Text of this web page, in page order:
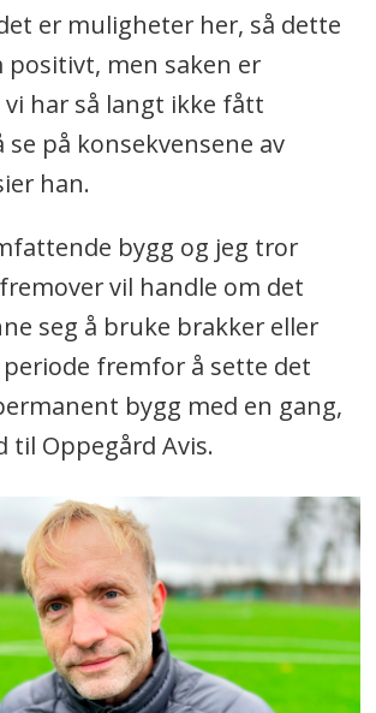
med tilgang til vann og
Follo kommune
er muligheter her, så dette
positivt, men saken er
har så langt ikke fått
på konsekvensene av
han.
bygg og jeg tror
vil handle om det
seg å bruke brakker eller
fremfor å sette det
bygg med en gang,
til Oppegård Avis.